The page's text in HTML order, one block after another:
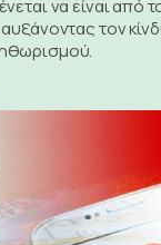
να είναι από
αυξάνοντας τον